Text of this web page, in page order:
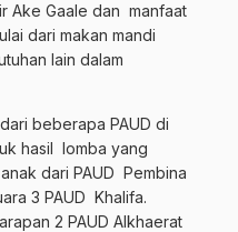
Ake Gaale dan manfaat
dari makan mandi
lain dalam
beberapa PAUD di
hasil lomba yang
dari PAUD Pembina
3 PAUD Khalifa.
2 PAUD Alkhaerat